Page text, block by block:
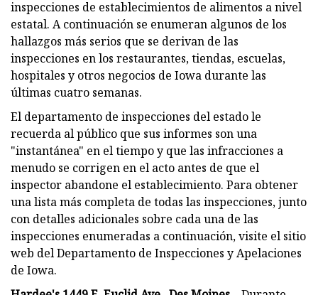
inspecciones de establecimientos de alimentos a nivel
estatal. A continuación se enumeran algunos de los
hallazgos más serios que se derivan de las
inspecciones en los restaurantes, tiendas, escuelas,
hospitales y otros negocios de Iowa durante las
últimas cuatro semanas.
El departamento de inspecciones del estado le
recuerda al público que sus informes son una
"instantánea" en el tiempo y que las infracciones a
menudo se corrigen en el acto antes de que el
inspector abandone el establecimiento. Para obtener
una lista más completa de todas las inspecciones, junto
con detalles adicionales sobre cada una de las
inspecciones enumeradas a continuación, visite el sitio
web del Departamento de Inspecciones y Apelaciones
de Iowa.